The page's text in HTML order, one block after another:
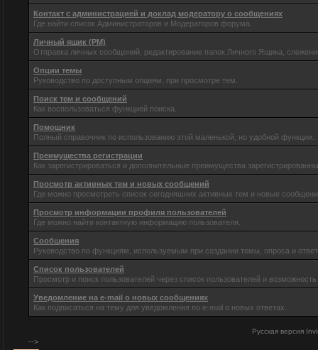
Контакт с администрацией и доклад модератору о сообщениях
Где найти список Администраторов и Модераторов форума.
Личный ящик (PM)
Отправка личных сообщений, редактирование папок Личного Ящика,
Опции темы
Руководство по доступным опциям, при просмотре тем.
Поиск тем и сообщений
Как воспользоваться функцией поиска.
Помощник
Полный справочник по использованию этой маленькой, но удобной функции.
Преимущества регистрации
Как зарегистрироваться и дополнительные преимущества
Просмотр активных тем и новых сообщений
Где можно просмотреть список сегодняшних активных тем и новые
Просмотр информации профиля пользователей
Где можно найти контактную информацию пользователя.
Сообщения
Руководство по функциям, используемым при создании темы, опроса и
Список пользователей
Просмотр и поиск пользователей через список пользователей и
Уведомление на e-mail о новых сообщениях
Как подписаться на тему для уведомления по e-mail о новых ответах.
Русская версия
-->